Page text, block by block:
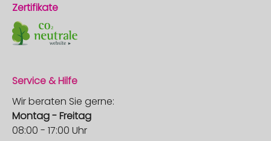
Zertifikate
Service & Hilfe
Wir beraten Sie gerne:
Montag - Freitag
08:00 - 17:00 Uhr